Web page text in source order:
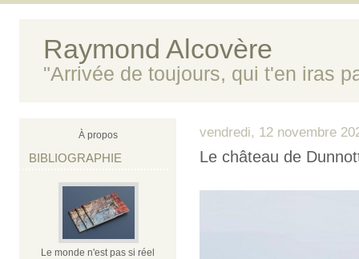
Raymond Alcovère
"Arrivée de toujours, qui t'en iras
À propos
BIBLIOGRAPHIE
Le monde n'est pas si réel
vendredi, 12 novembre
Le château de